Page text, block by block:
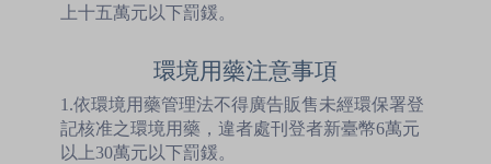
上十五萬元以下罰鍰。
環境用藥注意事項
1.依環境用藥管理法不得廣告販售未經環保署登
記核准之環境用藥，違者處刊登者新臺幣6萬元
以上30萬元以下罰鍰。